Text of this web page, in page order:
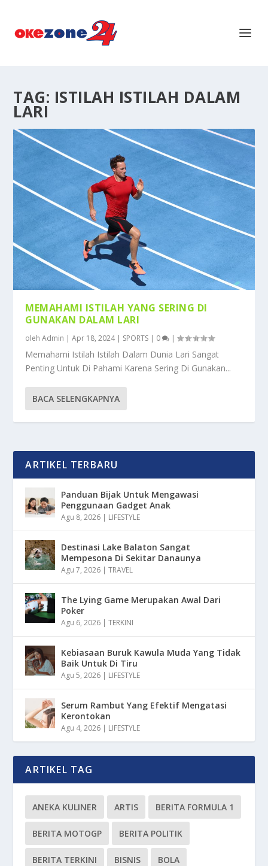
TAG: ISTILAH ISTILAH DALAM
LARI
MEMAHAMI ISTILAH YANG SERING DI
GUNAKAN DALAM LARI
olehAdmin |Apr 18, 2024| SPORTS | 0 |
Memahami Istilah Istilah Dalam Dunia Lari Sangat
Penting Untuk Di Pahami Karena Sering Di Gunakan...
BACA SELENGKAPNYA
ARTIKEL TERBARU
Panduan Bijak Untuk Mengawasi
Penggunaan Gadget Anak
Agu 8, 2026 | LIFESTYLE
Destinasi Lake Balaton Sangat
Mempesona Di Sekitar Danaunya
Agu 7, 2026 |TRAVEL
The Lying Game Merupakan Awal Dari
Poker
Agu 6, 2026 |TERKINI
Kebiasaan Buruk Kawula Muda Yang Tidak
Baik Untuk Di Tiru
Agu 5, 2026 | LIFESTYLE
Serum Rambut Yang Efektif Mengatasi
Kerontokan
Agu 4, 2026 | LIFESTYLE
ARTIKEL TAG
ANEKA KULINER ARTIS BERITA FORMULA 1
BERITA MOTOGP BERITA POLITIK
BERITA TERKINI BISNIS BOLA